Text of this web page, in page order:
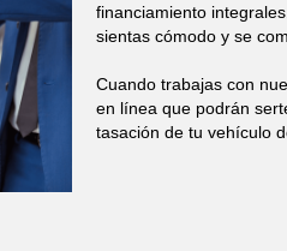
financiamiento
sientas cómodo y se
Cuando trabajas con
en línea que podrán
tasación de tu vehículo